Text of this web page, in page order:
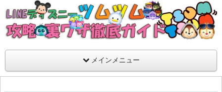
LINEディズニー ツムツム攻略・裏ワザ徹底
支持率No1！痒いところに手が届くツムツム攻略サイト！新ツ
ラ評価も丁寧に解説！ツムツムを120％楽しめるサイトを目指し
メインメニュー